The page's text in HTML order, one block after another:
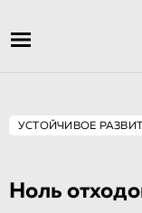
УСТОЙЧИВОЕ
Ноль